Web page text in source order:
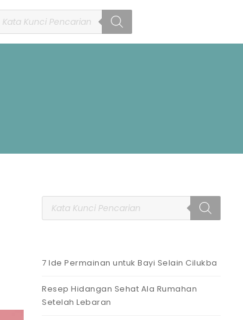
7 Ide Permainan untuk Bayi Selain Cilukba
Resep Hidangan Sehat Ala Rumahan
Setelah Lebaran